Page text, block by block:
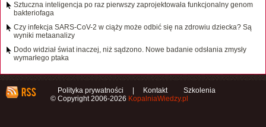
Sztuczna inteligencja po raz pierwszy zaprojektowała funkcjonalny genom
bakteriofaga
Czy infekcja SARS-CoV-2 w ciąży może odbić się na zdrowiu dziecka? Są
wyniki metaanalizy
Dodo widział świat inaczej, niż sądzono. Nowe badanie odsłania zmysły
wymarłego ptaka
Polityka prywatności Kontakt
Szkolenia
© Copyright 2006-2026 KopalniaWiedzy.pl